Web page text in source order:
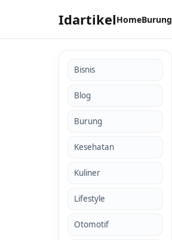
IdartikelHomeBurung
Bisnis
Blog
Burung
Kesehatan
Kuliner
Lifestyle
Otomotif